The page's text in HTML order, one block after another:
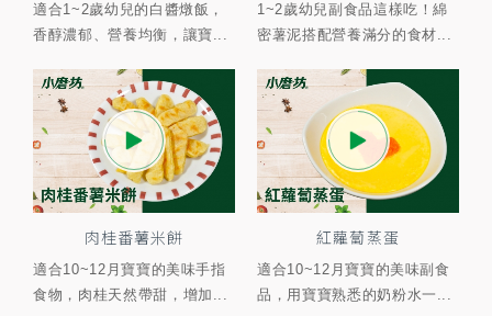
適合1~2歲幼兒的白醬燉飯，
香醇濃郁、營養均衡，讓寶...
1~2歲幼兒副食品這樣吃！綿
密薯泥搭配營養滿分的食材...
肉桂番薯米餅
適合10~12月寶寶的美味手指
食物，肉桂天然帶甜，增加...
紅蘿蔔蒸蛋
適合10~12月寶寶的美味副食
品，用寶寶熟悉的奶粉水一...